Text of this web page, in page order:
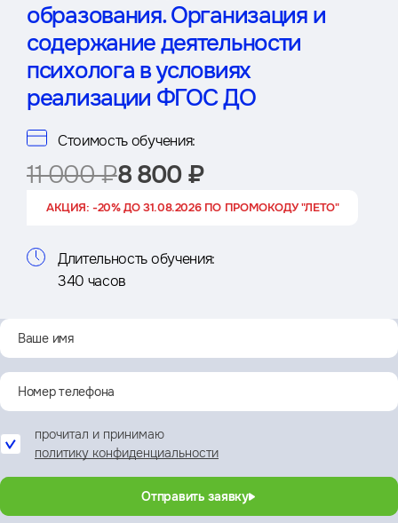
образования. Организация и
содержание деятельности
психолога в условиях
реализации ФГОС ДО
Стоимость обучения:
11 000 ₽8 800 ₽
АКЦИЯ: -20% ДО 31.08.2026 ПО ПРОМОКОДУ "ЛЕТО"
Длительность обучения:
340 часов
прочитал и принимаю
политику конфиденциальности
Отправить заявку